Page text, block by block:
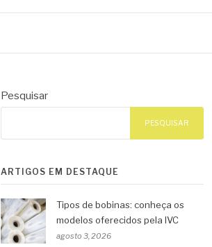
Pesquisar
PESQUISAR
ARTIGOS EM DESTAQUE
Tipos de bobinas: conheça os
modelos oferecidos pela IVC
agosto 3, 2026